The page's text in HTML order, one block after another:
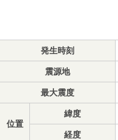
発生時刻
震源地
最大震度
位置
緯度
経度